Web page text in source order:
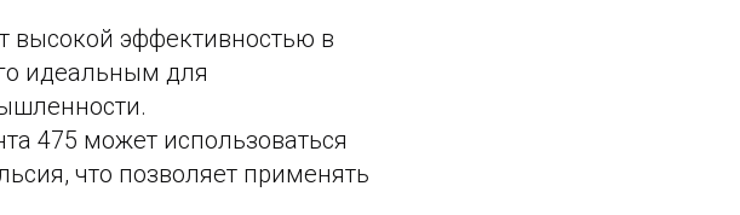
высокой эффективностью в
идеальным для
475 может использоваться
что позволяет применять